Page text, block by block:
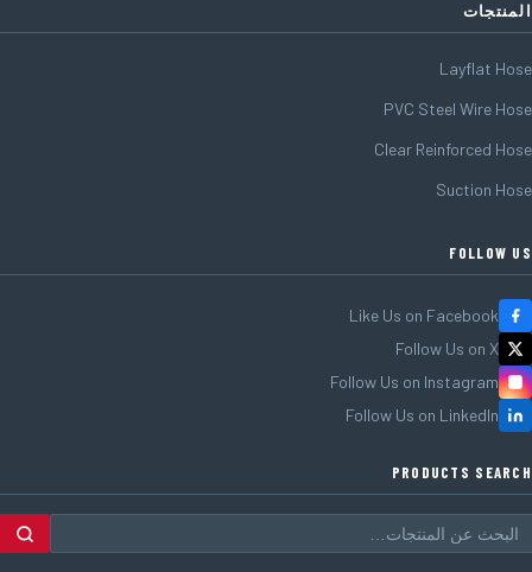
المنتجات
Layflat Hose
PVC Steel Wire Hose
Clear Reinforced Hose
Suction Hose
FOLLOW US
Like Us on Facebook
Follow Us on X
Follow Us on Instagram
Follow Us on LinkedIn
PRODUCTS SEARCH